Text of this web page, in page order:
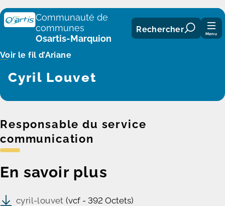
Panneau de gestion des cookies
Communauté de
communes
Osartis-Marquion
Rechercher Menu
Voir le fil d’Ariane
Cyril Louvet
Responsable du service
communication
En savoir plus
cyril-louvet (vcf - 392 Octets)